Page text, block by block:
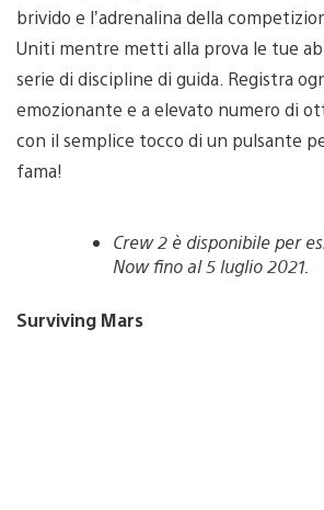
brivido e l’adrenalina della
Uniti mentre metti alla prova le tue
serie di discipline di guida. Registra
emozionante e a elevato numero di
con il semplice tocco di un pulsante
fama!
Crew 2 è disponibile per
Now fino al 5 luglio 2021.
Surviving Mars